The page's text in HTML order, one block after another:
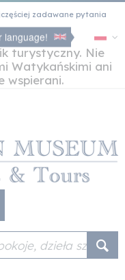
zadawane pytania
language!
turystyczny. Nie
Watykańskimi ani
wspierani.